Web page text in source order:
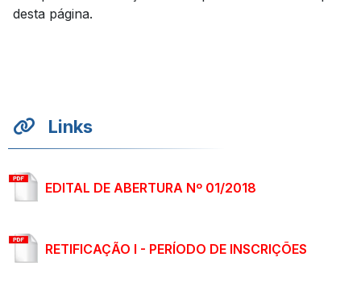
desta página.
Links
EDITAL DE ABERTURA Nº 01/2018
RETIFICAÇÃO I - PERÍODO DE INSCRIÇÕES